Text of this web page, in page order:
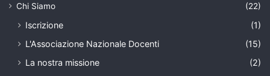
Chi Siamo (22)
Iscrizione
(1)
L'Associazione Nazionale Docenti
(15)
La nostra missione
(2)